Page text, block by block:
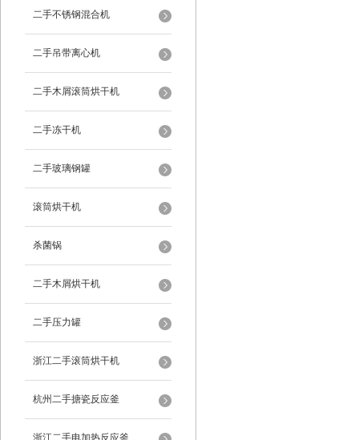
二手不锈钢混合机
二手吊带离心机
二手木屑滚筒烘干机
二手冻干机
二手玻璃钢罐
滚筒烘干机
杀菌锅
二手木屑烘干机
二手压力罐
浙江二手滚筒烘干机
杭州二手搪瓷反应釜
浙江二手电加热反应釜